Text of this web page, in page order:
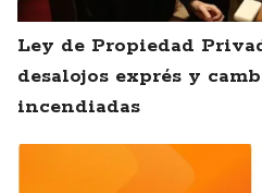
Ley de Propiedad
desalojos exprés y
incendiadas